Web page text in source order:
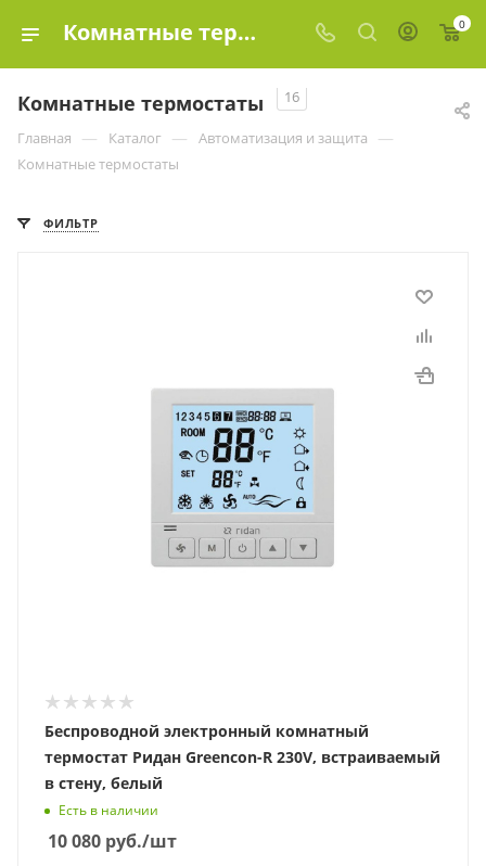
Комнатные термостаты купить в Москве, цены в интернет-магазине «Эко-элемент» 0
Комнатные термостаты 16
Главная — Каталог — Автоматизация и защита —
Комнатные термостаты
ФИЛЬТР
Беспроводной электронный комнатный
термостат Ридан Greencon-R 230V, встраиваемый
в стену, белый
Есть в наличии
10 080 руб./шт